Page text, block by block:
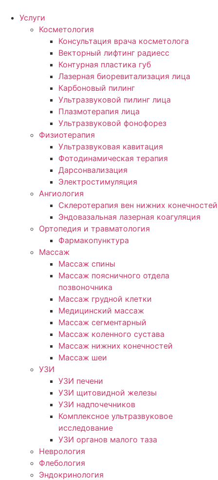
Услуги
Косметология
Консультация врача косметолога
Векторный лифтинг радиесс
Контурная пластика губ
Лазерная биоревитализация лица
Карбоновый пилинг
Ультразвуковой пилинг лица
Плазмотерапия лица
Ультразвуковой фонофорез
Физиотерапия
Ультразвуковая кавитация
Фотодинамическая терапия
Дарсонвализация
Электростимуляция
Ангиология
Склеротерапия вен нижних конечностей
Эндовазальная лазерная коагуляция
Ортопедия и травматология
Фармакопунктура
Массаж
Массаж спины
Массаж поясничного отдела
позвоночника
Массаж грудной клетки
Медицинский массаж
Массаж сегментарный
Массаж коленного сустава
Массаж нижних конечностей
Массаж шеи
УЗИ
УЗИ печени
УЗИ щитовидной железы
УЗИ надпочечников
Комплексное ультразвуковое
исследование
УЗИ органов малого таза
Неврология
Флебология
Эндокринология